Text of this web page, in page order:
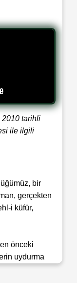
2010 tarihli
ile ilgili
bir
gerçekten
i küfür,
önceki
uydurma